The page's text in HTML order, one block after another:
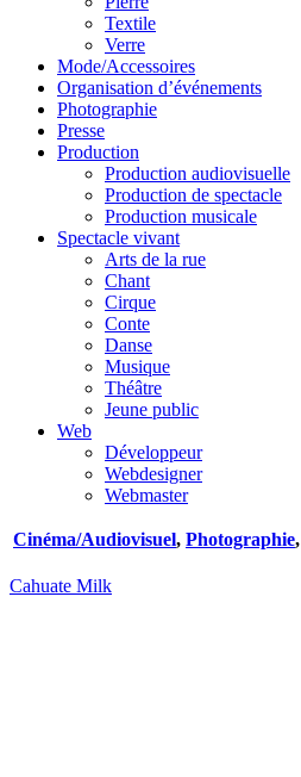
Textile
Verre
Mode/Accessoires
Organisation d’événements
Photographie
Presse
Production
Production audiovisuelle
Production de spectacle
Production musicale
Spectacle vivant
Arts de la rue
Chant
Cirque
Conte
Danse
Musique
Théâtre
Jeune public
Web
Développeur
Webdesigner
Webmaster
Cinéma/Audiovisuel, Photographie,
Cahuate Milk